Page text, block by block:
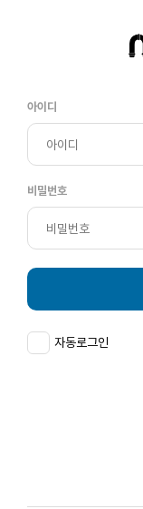
아이디
비밀번호
자동로그인